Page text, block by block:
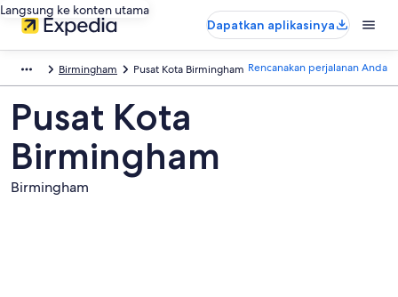
Langsung ke konten utama
Dapatkan aplikasinya
Birmingham Pusat Kota Birmingham Rencanakan perjalanan Anda
Pusat Kota
Birmingham
Birmingham